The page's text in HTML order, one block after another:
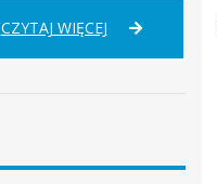
CZYTAJ WIĘCEJBYŁY